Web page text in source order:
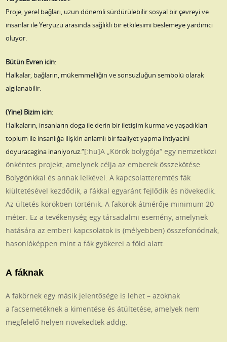
Proje, yerel bağları, uzun dönemli sürdürülebilir sosyal bir çevreyi ve
insanlar ile Yeryuzu arasında sağlıklı bir etkilesimi beslemeye yardımcı
oluyor.
Bütün Evren icin:
Halkalar, bağların, mükemmelliğin ve sonsuzluğun sembolü olarak
algılanabilir.
(Yine) Bizim icin:
Halkaların, insanların doga ile derin bir iletişim kurma ve yaşadıkları
toplum ile insanlığa ilişkin anlamlı bir faaliyet yapma ihtiyacini
doyuracagina inaniyoruz.“[:hu]A „Körök bolygója“ egy nemzetközi
önkéntes projekt, amelynek célja az emberek összekötése
Bolygónkkal és annak lelkével. A kapcsolatteremtés fák
kiültetésével kezdődik, a fákkal egyaránt fejlődik és növekedik.
Az ültetés körökben történik. A fakörök átmérője minimum 20
méter. Ez a tevékenység egy társadalmi esemény, amelynek
hatására az emberi kapcsolatok is (mélyebben) összefonódnak,
hasonlóképpen mint a fák gyökerei a föld alatt.
A fáknak
A fakörnek egy másik jelentősége is lehet – azoknak
a facsemetéknek a kimentése és átültetése, amelyek nem
megfelelő helyen növekedtek addig.